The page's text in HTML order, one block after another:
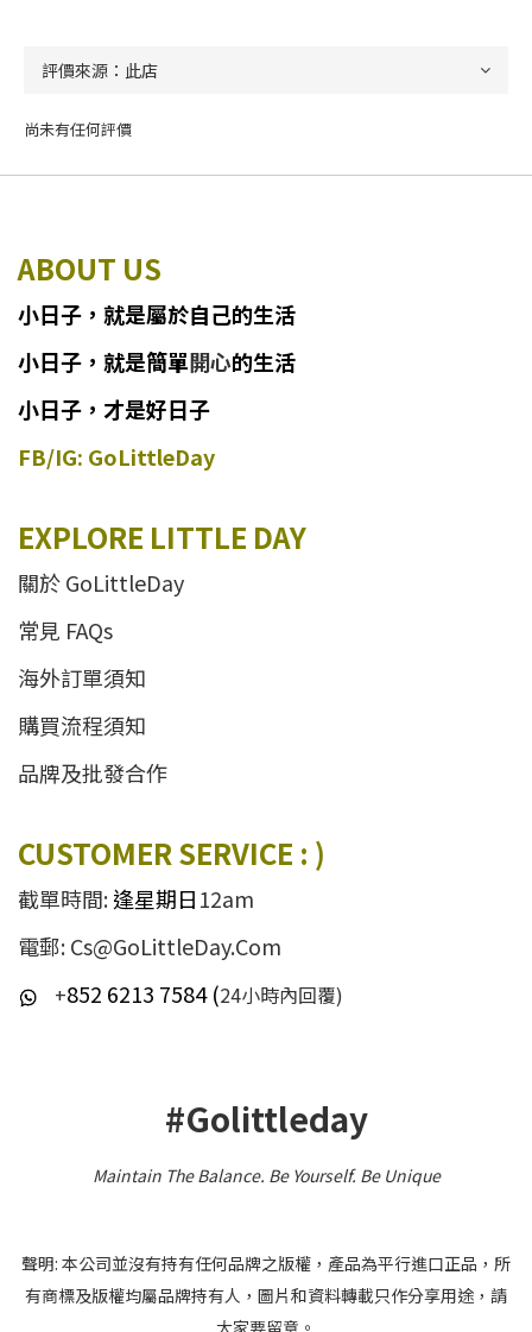
尚未有任何評價
ABOUT US
小日子 ， 就是屬於自己的生活
小日子 ， 就是簡單開心的生活
小日子，才是好日子
FB/IG: GoLittleDay
EXPLORE LITTLE DAY
關於 GoLittleDay
常見 FAQs
海外訂單須知
購買流程須知
品牌及批發合作
CUSTOMER SERVICE : )
截單時間:逢星期日12am
電郵: Cs@GoLittleDay.Com
+852 6213 7584 (24小時內回覆)
#Golittleday
Maintain The Balance. Be Yourself.Be Unique
聲明: 本公司並沒有持有任何品牌之版權，產品為平行進口正品，所
有商標及版權均屬品牌持有人，圖片和資料轉載只作分享用途，請
大家要留意。